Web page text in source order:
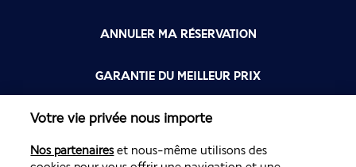
ANNULER MA RÉSERVATION
GARANTIE DU MEILLEUR PRIX
FLYING BLUE
FLEXIBILITÉ
Votre vie privée nous importe
Nos partenaireset nous-même utilisons des